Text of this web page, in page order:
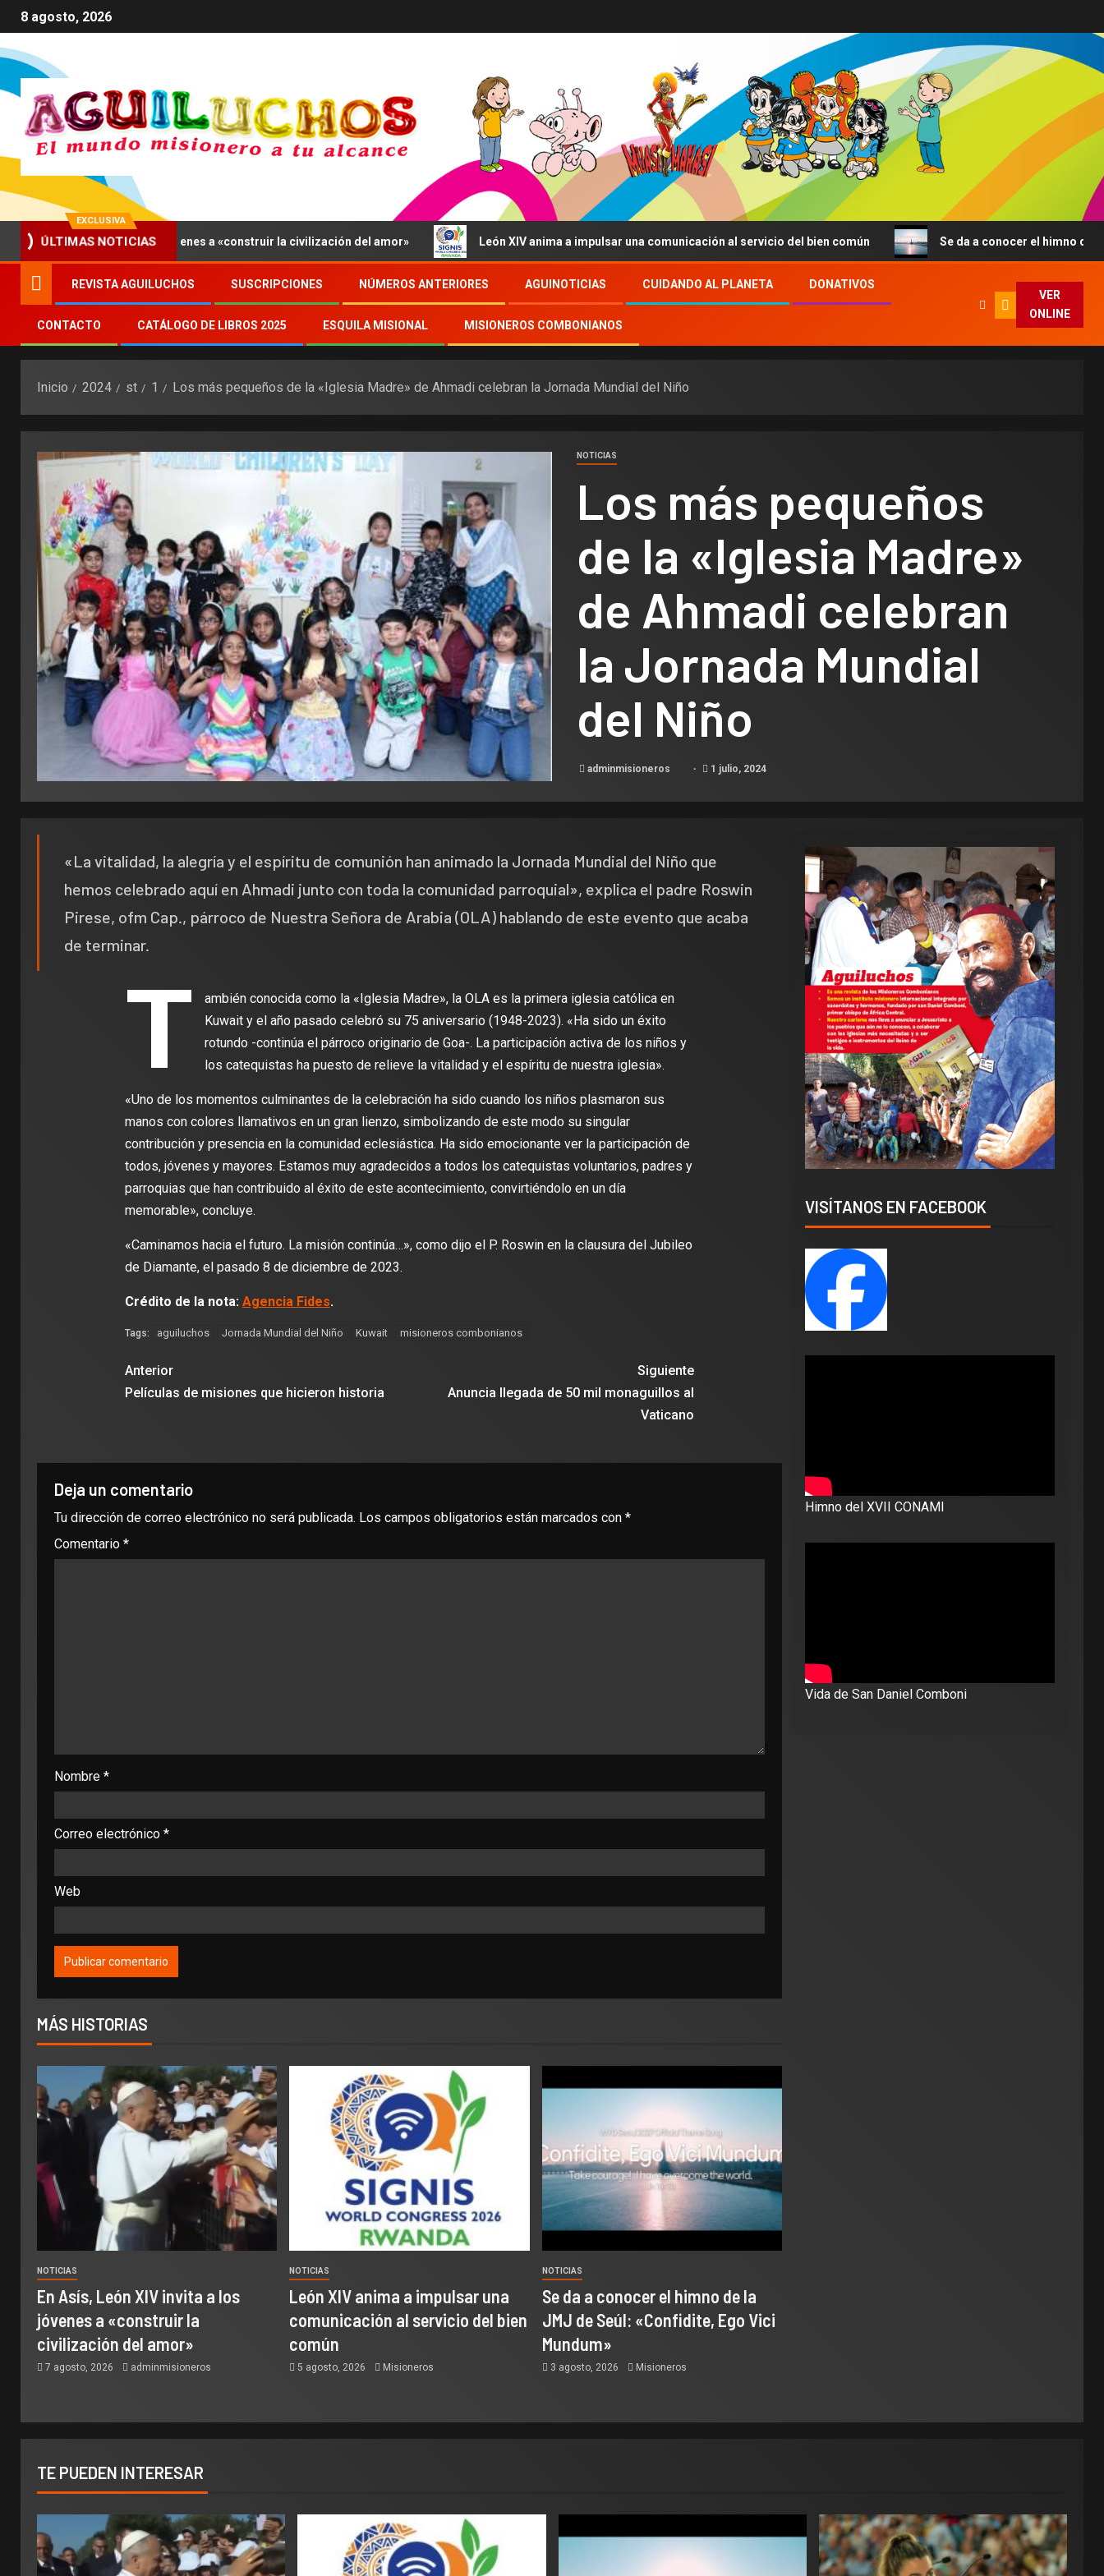
8 agosto, 2026
EXCLUSIVA
ÚLTIMAS NOTICIAS
XIV invita a los jóvenes a «construir la civilización del amor» León XIV anima a impulsar una comunicación al servicio del bien común Se da a conocer el himno de la JMJ de
REVISTA AGUILUCHOS SUSCRIPCIONES NÚMEROS ANTERIORES AGUINOTICIAS CUIDANDO AL PLANETA DONATIVOS
CONTACTO CATÁLOGO DE LIBROS 2025 ESQUILA MISIONAL MISIONEROS COMBONIANOS
VER
ONLINE
Inicio 2024 st 1 Los más pequeños de la «Iglesia Madre» de Ahmadi celebran la Jornada Mundial del Niño
NOTICIAS
Los más pequeños
de la «Iglesia Madre»
de Ahmadi celebran
la Jornada Mundial
del Niño
adminmisioneros 1 julio, 2024
«La vitalidad, la alegría y el espíritu de comunión han animado la Jornada Mundial del Niño que
hemos celebrado aquí en Ahmadi junto con toda la comunidad parroquial», explica el padre Roswin
Pirese, ofm Cap., párroco de Nuestra Señora de Arabia (OLA) hablando de este evento que acaba
de terminar.
T
ambién conocida como la «Iglesia Madre», la OLA es la primera iglesia católica en
Kuwait y el año pasado celebró su 75 aniversario (1948-2023). «Ha sido un éxito
rotundo -continúa el párroco originario de Goa-. La participación activa de los niños y
los catequistas ha puesto de relieve la vitalidad y el espíritu de nuestra iglesia».
«Uno de los momentos culminantes de la celebración ha sido cuando los niños plasmaron sus
manos con colores llamativos en un gran lienzo, simbolizando de este modo su singular
contribución y presencia en la comunidad eclesiástica. Ha sido emocionante ver la participación de
todos, jóvenes y mayores. Estamos muy agradecidos a todos los catequistas voluntarios, padres y
parroquias que han contribuido al éxito de este acontecimiento, convirtiéndolo en un día
memorable», concluye.
«Caminamos hacia el futuro. La misión continúa…», como dijo el P. Roswin en la clausura del Jubileo
de Diamante, el pasado 8 de diciembre de 2023.
Crédito de la nota: Agencia Fides.
Tags: aguiluchos Jornada Mundial del Niño Kuwait misioneros combonianos
Anterior
Películas de misiones que hicieron historia
Siguiente
Anuncia llegada de 50 mil monaguillos al
Vaticano
Deja un comentario
Tu dirección de correo electrónico no será publicada. Los campos obligatorios están marcados con *
Comentario *
Nombre *
Correo electrónico *
Web
MÁS HISTORIAS
NOTICIAS
En Asís, León XIV invita a los
jóvenes a «construir la
civilización del amor»
7 agosto, 2026 adminmisioneros
NOTICIAS
León XIV anima a impulsar una
comunicación al servicio del bien
común
5 agosto, 2026 Misioneros
NOTICIAS
Se da a conocer el himno de la
JMJ de Seúl: «Confidite, Ego Vici
Mundum»
3 agosto, 2026 Misioneros
VISÍTANOS EN FACEBOOK
Himno del XVII CONAMI
Vida de San Daniel Comboni
TE PUEDEN INTERESAR